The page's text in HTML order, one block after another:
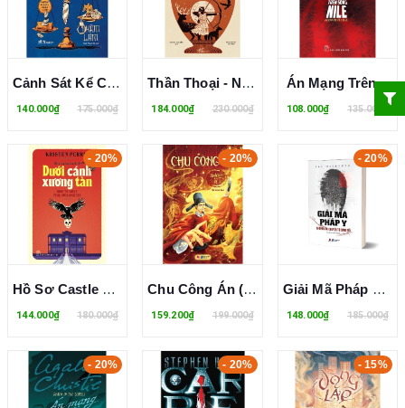
Cảnh Sát Kể Chuyện
140.000₫ 175.000₫
Thần Thoại - Những Câu Chuyện Vượt Thời Gian Về Các Vị Thần Và Anh Hùng
184.000₫ 230.000₫
Án Mạng Trên Sông Nile
108.000₫ 135.000₫
- 20%
Hồ Sơ Castle Knoll #1 - Dưới Cánh Xương Tàn
144.000₫ 180.000₫
- 20%
Chu Công Án (Quảng Tư)
159.200₫ 199.000₫
- 20%
Giải Mã Pháp Y (Những Câu Chuyện Từ Bóng Tối) Val McDermid
148.000₫ 185.000₫
- 20% - 20% - 15%